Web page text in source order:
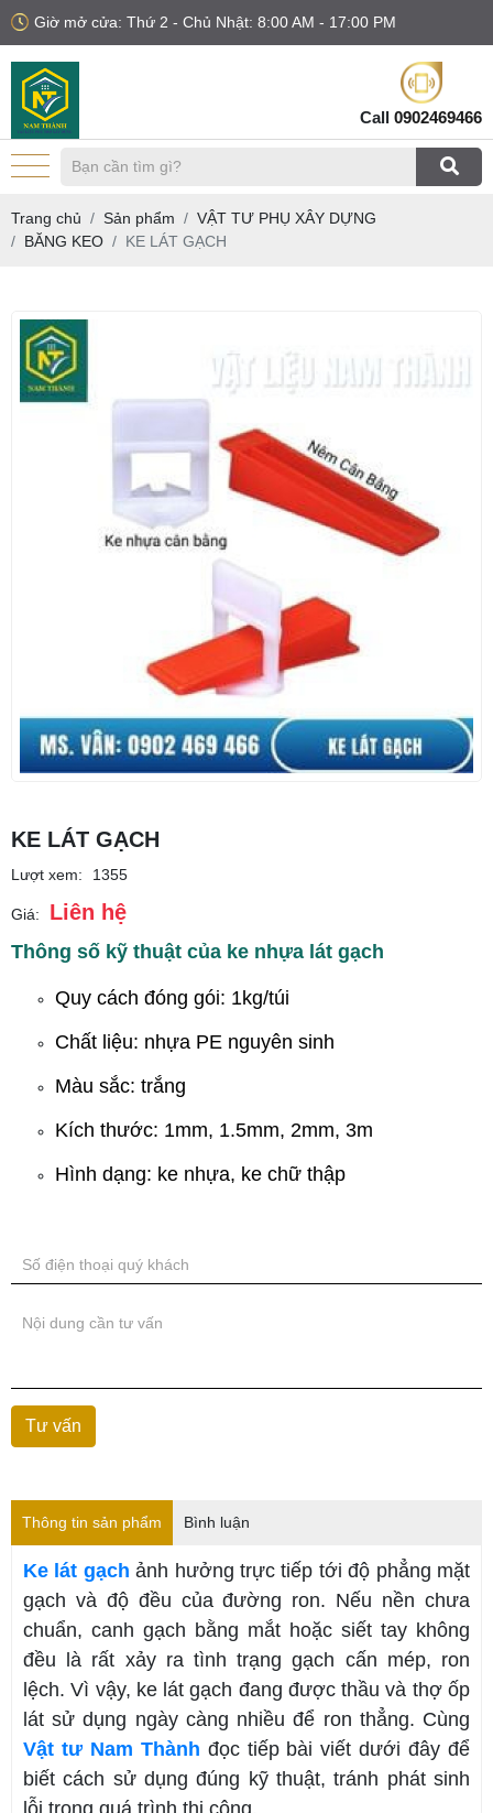
Giờ mở cửa: Thứ 2 - Chủ Nhật: 8:00 AM - 17:00 PM
Call 0902469466
Trang chủ Sản phẩm
VẬT TƯ PHỤ XÂY DỰNG
BĂNG KEO
KE LÁT GẠCH
KE LÁT GẠCH
Lượt xem: 1355
Giá: Liên hệ
Thông số kỹ thuật của ke nhựa lát gạch
Quy cách đóng gói: 1kg/túi
Chất liệu: nhựa PE nguyên sinh
Màu sắc: trắng
Kích thước: 1mm, 1.5mm, 2mm, 3m
Hình dạng: ke nhựa, ke chữ thập
Thông tin sản phẩm Bình luận
Ke lát gạch ảnh hưởng trực tiếp tới độ phẳng mặt
gạch và độ đều của đường ron. Nếu nền chưa
chuẩn, canh gạch bằng mắt hoặc siết tay không
đều là rất xảy ra tình trạng gạch cấn mép, ron
lệch. Vì vậy, ke lát gạch đang được thầu và thợ ốp
lát sử dụng ngày càng nhiều để ron thẳng. Cùng
Vật tư Nam Thành đọc tiếp bài viết dưới đây để
biết cách sử dụng đúng kỹ thuật, tránh phát sinh
lỗi trong quá trình thi công.